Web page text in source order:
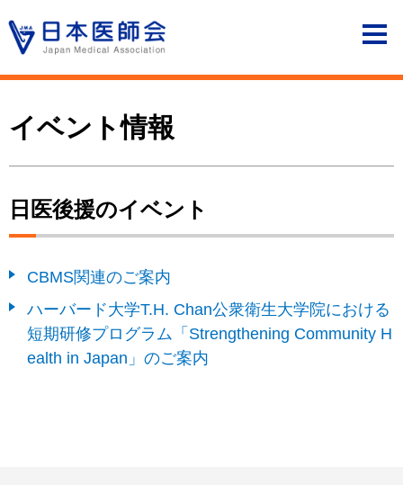
イベント情報
日医後援のイベント
CBMS関連のご案内
ハーバード大学T.H. Chan公衆衛生大学院における
短期研修プログラム「Strengthening Community H
ealth in Japan」のご案内